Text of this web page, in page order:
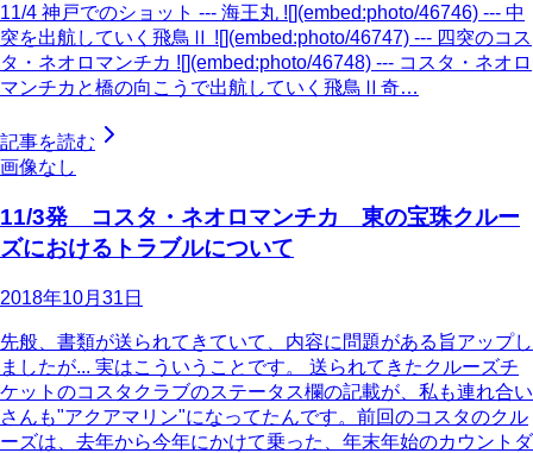
11/4 神戸でのショット --- 海王丸 ![](embed:photo/46746) --- 中
突を出航していく飛鳥Ⅱ ![](embed:photo/46747) --- 四突のコス
タ・ネオロマンチカ ![](embed:photo/46748) --- コスタ・ネオロ
マンチカと橋の向こうで出航していく飛鳥Ⅱ奇…
記事を読む
画像なし
11/3発 コスタ・ネオロマンチカ 東の宝珠クルー
ズにおけるトラブルについて
2018年10月31日
先般、書類が送られてきていて、内容に問題がある旨アップし
ましたが... 実はこういうことです。 送られてきたクルーズチ
ケットのコスタクラブのステータス欄の記載が、私も連れ合い
さんも"アクアマリン"になってたんです。前回のコスタのクル
ーズは、去年から今年にかけて乗った、年末年始のカウントダ